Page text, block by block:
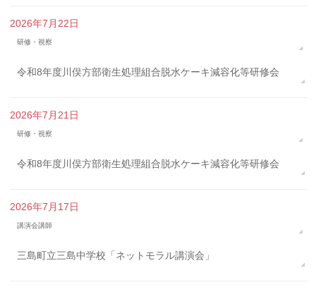
2026年7月22日
研修・視察
令和8年度川俣方部衛生処理組合脱水ケーキ減容化等研修会
2026年7月21日
研修・視察
令和8年度川俣方部衛生処理組合脱水ケーキ減容化等研修会
2026年7月17日
講演会講師
三島町立三島中学校「ネットモラル講演会」